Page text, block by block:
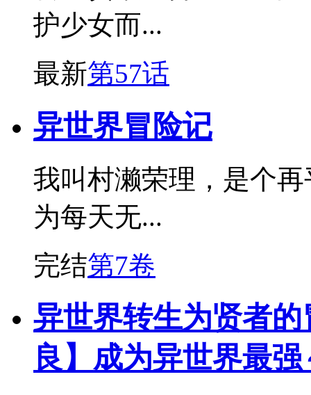
护少女而...
最新第57话
异世界冒险记
我叫村濑荣理，是个
为每天无...
完结第7卷
异世界转生为贤者
良】成为异世界最强